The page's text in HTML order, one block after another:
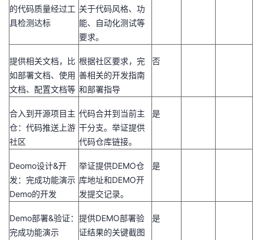
的代码质量经过工
具检测达标
关于代码风格、功
能、自动化测试等
要求。
提供相关文档，比
如部署文档、使用
文档、配置文档等
根据社区要求，完
善相关的开发指南
和部署指导
否
合入到开源项目主
仓：代码推送上游
社区
代码合并到当前主
干分支。举证提供
代码仓库链接。
是
Deomo设计&开
发：完成功能演示
Demo的开发
举证提供DEMO仓
库地址和DEMO开
发提交记录。
是
Demo部署&验证：
完成功能演示
提供DEMO部署验
证结果的关键截图
是